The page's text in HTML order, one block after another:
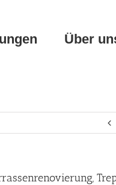
Über